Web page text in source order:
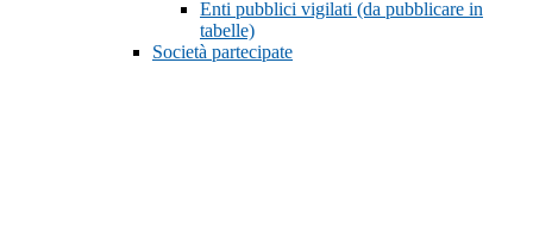
Enti pubblici vigilati (da pubblicare in
tabelle)
Società partecipate